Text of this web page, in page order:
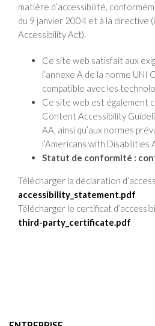
matière d’accessibilité,
du 9 janvier 2004 et à la directive
Accessibility Act).
Ce site web satisfait aux
l’annexe A de la norme UNI
compatible avec les
Ce site web est également
Content Accessibility
AA, ainsi qu’aux normes
l’Americans with Disabilities
Statut de conformité :
Télécharger la déclaration
accessibility_statement.pdf
Télécharger le certificat
third-party_certificate.pdf